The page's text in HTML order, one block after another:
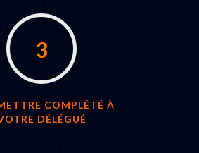
3
COMPLÉTÉ À
DÉLÉGUÉ